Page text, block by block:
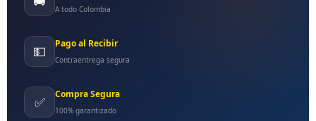
A todo Colombia
💵 Pago al Recibir
Contraentrega segura
✅ Compra Segura
100% garantizado